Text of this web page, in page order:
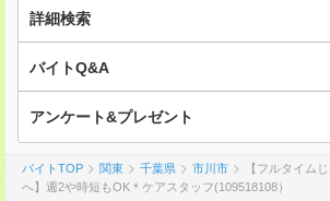
詳細検索
バイトQ&A
アンケート&プレゼント
バイトTOP 関東 千葉県 市川市
【フルタイム
へ】週2や時短もOK＊ケアスタッフ(109518108）